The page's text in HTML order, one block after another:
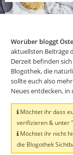
Worüber bloggt
aktuellsten Beiträge
Derzeit befinden
Blogothek, die
sollte euch also
Neues entdecken,
Möchtet ihr dass
verifizieren & unter
Möchtet ihr nicht
die Blogothek